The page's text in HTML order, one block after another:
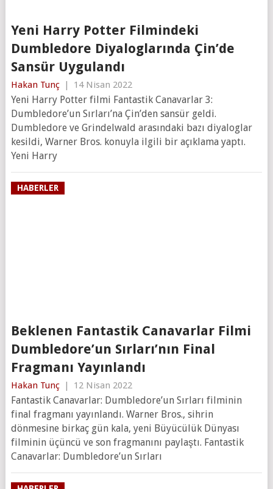
Yeni Harry Potter Filmindeki
Dumbledore Diyaloglarında Çin’de
Sansür Uygulandı
Hakan Tunç 14 Nisan 2022
Yeni Harry Potter filmi Fantastik Canavarlar 3:
Dumbledore’un Sırları’na Çin’den sansür geldi.
Dumbledore ve Grindelwald arasındaki bazı diyaloglar
kesildi, Warner Bros. konuyla ilgili bir açıklama yaptı.
Yeni Harry
HABERLER
Beklenen Fantastik Canavarlar Filmi
Dumbledore’un Sırları’nın Final
Fragmanı Yayınlandı
Hakan Tunç 12 Nisan 2022
Fantastik Canavarlar: Dumbledore’un Sırları filminin
final fragmanı yayınlandı. Warner Bros., sihrin
dönmesine birkaç gün kala, yeni Büyücülük Dünyası
filminin üçüncü ve son fragmanını paylaştı. Fantastik
Canavarlar: Dumbledore’un Sırları